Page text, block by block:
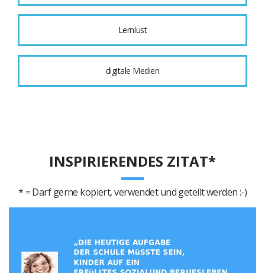
Lernlust
digitale Medien
INSPIRIERENDES ZITAT*
* = Darf gerne kopiert, verwendet und geteilt werden :-)